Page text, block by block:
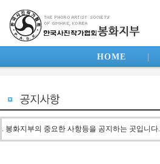
HOME
. 봉화지부의 중요한 사항등을 공지하는 곳입니다.